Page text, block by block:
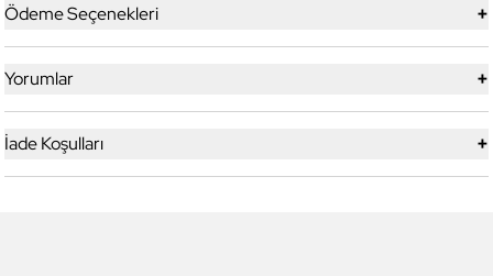
Ödeme Seçenekleri +
Yorumlar +
İade Koşulları +